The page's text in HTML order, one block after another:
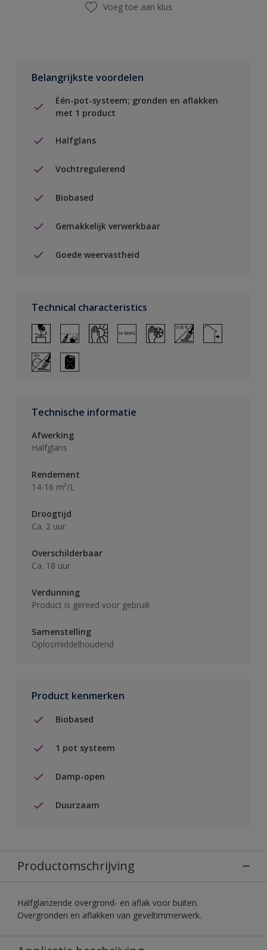
Voeg toe aan klus
Belangrijkste voordelen
Één-pot-systeem; gronden en aflakken
met 1 product
Halfglans
Vochtregulerend
Biobased
Gemakkelijk verwerkbaar
Goede weervastheid
Technical characteristics
Technische informatie
Afwerking
Halfglans
Rendement
14-16 m²/L
Droogtijd
Ca. 2 uur
Overschilderbaar
Ca. 18 uur
Verdunning
Product is gereed voor gebruik
Samenstelling
Oplosmiddelhoudend
Product kenmerken
Biobased
1 pot systeem
Damp-open
Duurzaam
Productomschrijving
Halfglanzende overgrond- en aflak voor buiten.
Overgronden en aflakken van geveltimmerwerk.